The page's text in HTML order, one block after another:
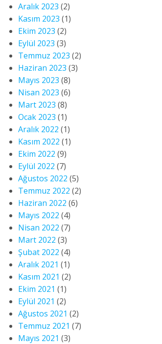
Aralık 2023 (2)
Kasım 2023 (1)
Ekim 2023 (2)
Eylül 2023 (3)
Temmuz 2023 (2)
Haziran 2023 (3)
Mayıs 2023 (8)
Nisan 2023 (6)
Mart 2023 (8)
Ocak 2023 (1)
Aralık 2022 (1)
Kasım 2022 (1)
Ekim 2022 (9)
Eylül 2022 (7)
Ağustos 2022 (5)
Temmuz 2022 (2)
Haziran 2022 (6)
Mayıs 2022 (4)
Nisan 2022 (7)
Mart 2022 (3)
Şubat 2022 (4)
Aralık 2021 (1)
Kasım 2021 (2)
Ekim 2021 (1)
Eylül 2021 (2)
Ağustos 2021 (2)
Temmuz 2021 (7)
Mayıs 2021 (3)